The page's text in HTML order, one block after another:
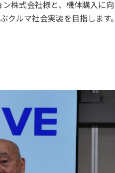
株式会社様と、機体購入に向
クルマ社会実装を目指します。